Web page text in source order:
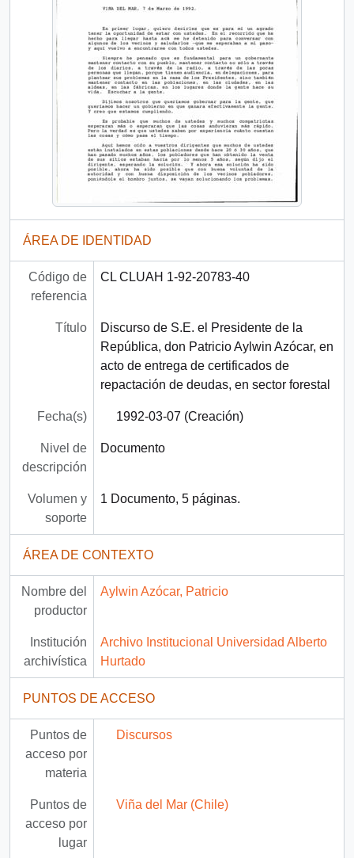
ÁREA DE IDENTIDAD
Código de
referencia
CL CLUAH 1-92-20783-40
Título
Discurso de S.E. el Presidente de la
República, don Patricio Aylwin Azócar, en
acto de entrega de certificados de
repactación de deudas, en sector forestal
Fecha(s) 1992-03-07 (Creación)
Nivel de
descripción
Documento
Volumen y
soporte
1 Documento, 5 páginas.
ÁREA DE CONTEXTO
Nombre del
productor
Aylwin Azócar, Patricio
Institución
archivística
Archivo Institucional Universidad Alberto
Hurtado
PUNTOS DE ACCESO
Puntos de
acceso por
materia
Discursos
Puntos de
acceso por
lugar
Viña del Mar (Chile)